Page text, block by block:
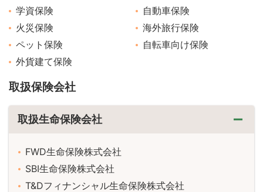
学資保険
自動車保険
火災保険
海外旅行保険
ペット保険
自転車向け保険
外貨建て保険
取扱保険会社
取扱生命保険会社
FWD生命保険株式会社
SBI生命保険株式会社
T&Dフィナンシャル生命保険株式会社